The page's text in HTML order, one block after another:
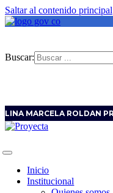
Saltar al contenido principal
Buscar:
LINA MARCELA ROLDAN
Inicio
Institucional